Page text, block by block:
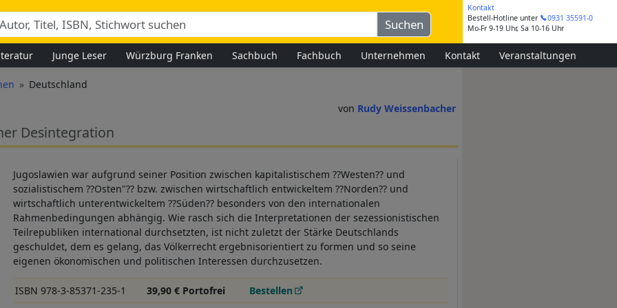
Kontakt
Bestell-Hotline unter
0931 35591-0
Mo-Fr 9-19 Uhr, Sa 10-16 Uhr
Junge Leser Würzburg Franken Sachbuch Fachbuch Unternehmen Kontakt Veranstaltungen
Deutschland
Rudy Weissenbacher
Desintegration
Jugoslawien war aufgrund seiner Position zwischen kapitalistischem ??Westen?? und
sozialistischem ??Osten"?? bzw. zwischen wirtschaftlich entwickeltem ??Norden?? und
wirtschaftlich unterentwickeltem ??Süden?? besonders von den internationalen
Rahmenbedingungen abhängig. Wie rasch sich die Interpretationen der sezessionistischen
Teilrepubliken international durchsetzten, ist nicht zuletzt der Stärke Deutschlands
geschuldet, dem es gelang, das Völkerrecht ergebnisorientiert zu formen und so seine
eigenen ökonomischen und politischen Interessen durchzusetzen.
ISBN 978-3-85371-235-1 39,90 € Portofrei Bestellen